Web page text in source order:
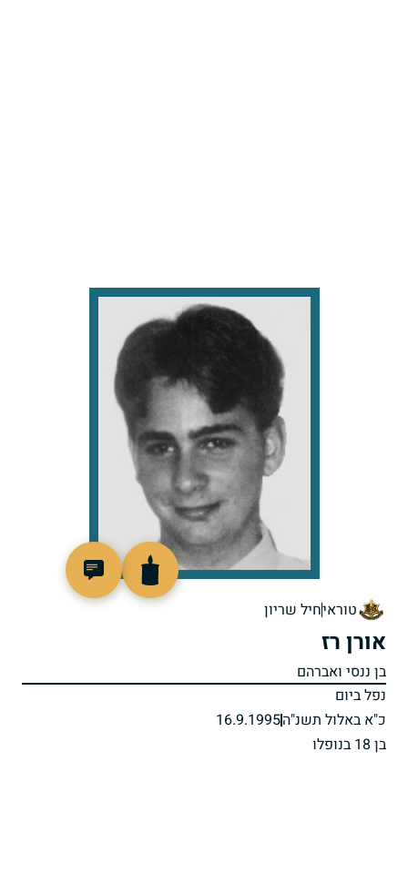
טוראיחיל שריון
אורן רז
בן ננסי ואברהם
נפל ביום
כ"א באלול תשנ"ה16.9.1995
בן 18 בנופלו